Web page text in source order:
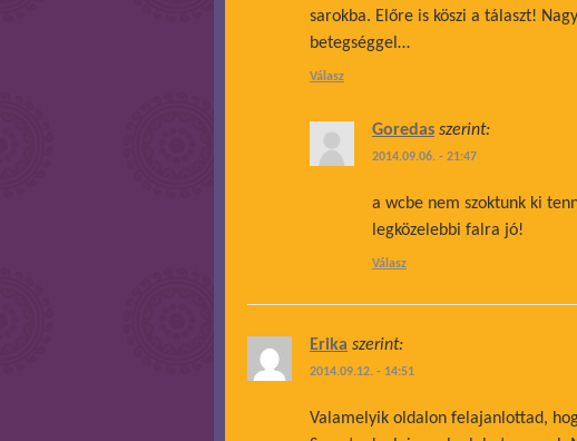
sarokba. Előre is köszi a tálaszt!
betegséggel…
Válasz
Goredas szerint:
2014.09.06. - 21:47
a wcbe nem szoktunk ki
legközelebbi falra jó!
Válasz
Erika szerint:
2014.09.12. - 14:51
Valamelyik oldalon felajanlottad,